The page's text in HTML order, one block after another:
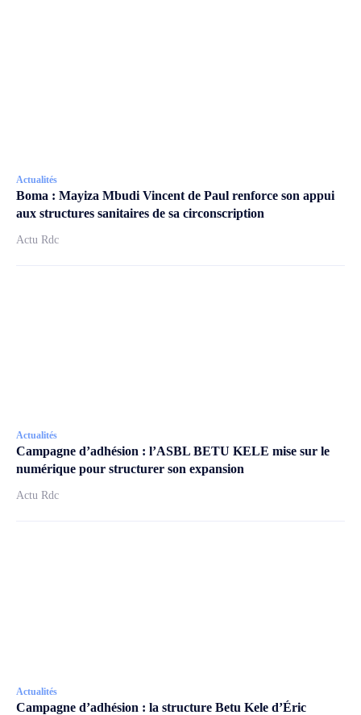
Actualités
Boma : Mayiza Mbudi Vincent de Paul renforce son appui
aux structures sanitaires de sa circonscription
Actu Rdc
Actualités
Campagne d’adhésion : l’ASBL BETU KELE mise sur le
numérique pour structurer son expansion
Actu Rdc
Actualités
Campagne d’adhésion : la structure Betu Kele d’Éric